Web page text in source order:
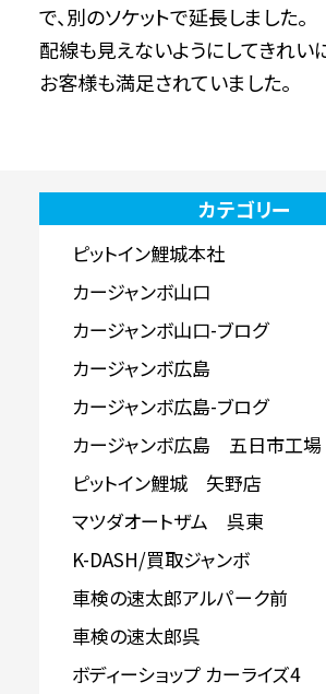
で、別のソケットで延長しました。
配線も見えないようにしてきれい
お客様も満足されていました。
カテゴリー
ピットイン鯉城本社
カージャンボ山口
カージャンボ山口-ブログ
カージャンボ広島
カージャンボ広島-ブログ
カージャンボ広島 五日市工場
ピットイン鯉城 矢野店
マツダオートザム 呉東
K-DASH/買取ジャンボ
車検の速太郎アルパーク前
車検の速太郎呉
ボディーショップ カーライズ4